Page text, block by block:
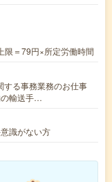
＝79円×所定労働時間
する事務業務のお仕事
の輸送手…
識がない方